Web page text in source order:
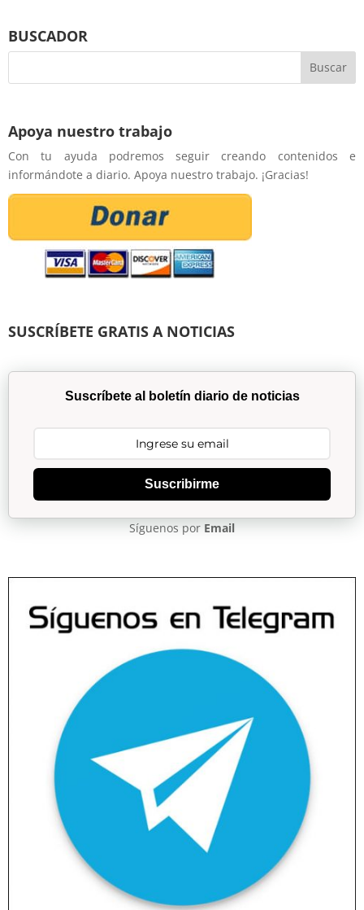
BUSCADOR
Apoya nuestro trabajo
Con tu ayuda podremos seguir creando contenidos e
informándote a diario. Apoya nuestro trabajo. ¡Gracias!
SUSCRÍBETE GRATIS A NOTICIAS
Suscríbete al boletín diario de noticias
Suscribirme
Síguenos por Email